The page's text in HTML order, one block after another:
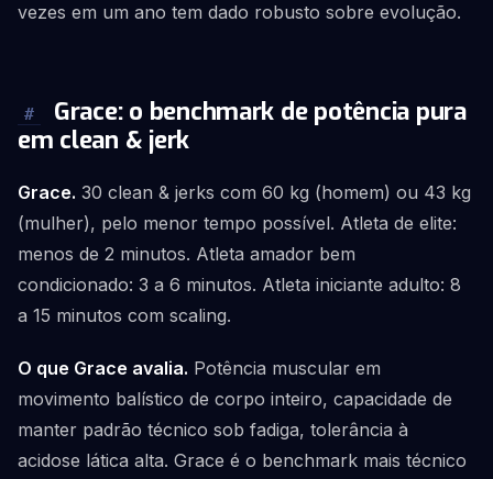
vezes em um ano tem dado robusto sobre evolução.
#
Grace: o benchmark de potência pura
em clean & jerk
Grace. 30 clean & jerks com 60 kg (homem) ou 43 kg
(mulher), pelo menor tempo possível. Atleta de elite:
menos de 2 minutos. Atleta amador bem
condicionado: 3 a 6 minutos. Atleta iniciante adulto: 8
a 15 minutos com scaling.
O que Grace avalia. Potência muscular em
movimento balístico de corpo inteiro, capacidade de
manter padrão técnico sob fadiga, tolerância à
acidose lática alta. Grace é o benchmark mais técnico